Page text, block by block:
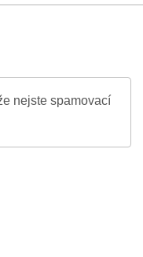
nejste spamovací